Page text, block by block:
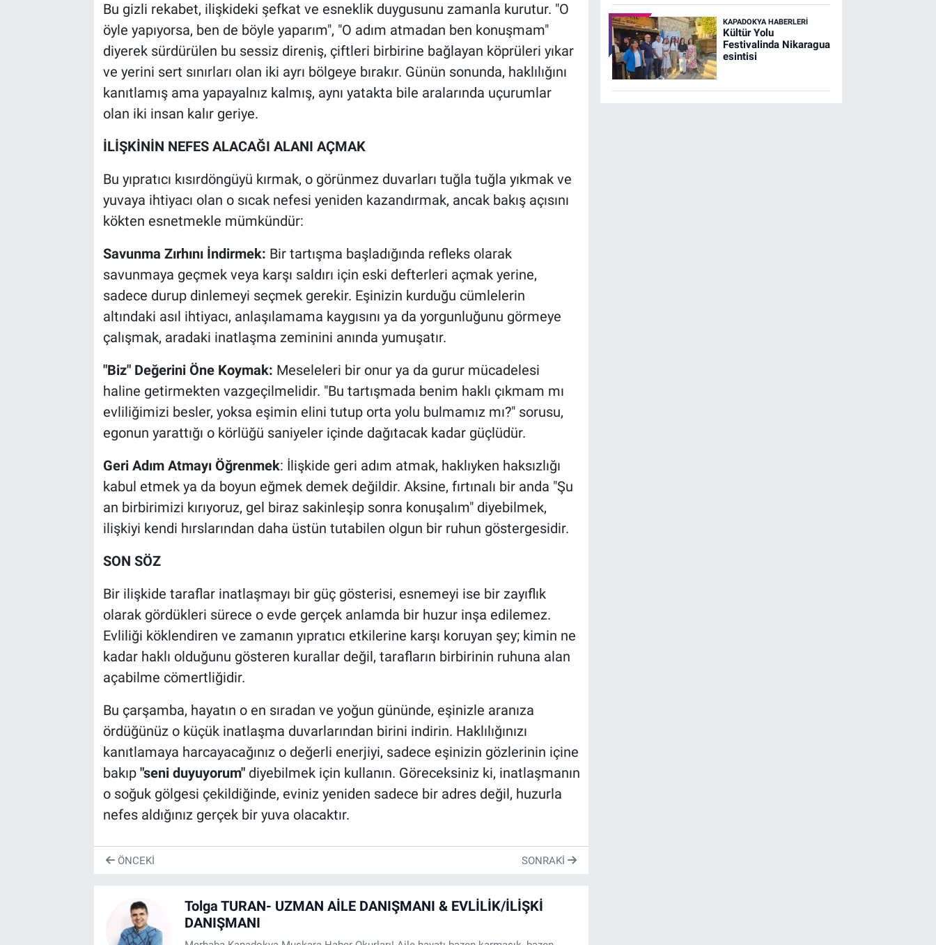
Bu gizli rekabet, ilişkideki şefkat ve esneklik duygusunu zamanla kurutur. "O
öyle yapıyorsa, ben de böyle yaparım", "O adım atmadan ben konuşmam"
diyerek sürdürülen bu sessiz direniş, çiftleri birbirine bağlayan köprüleri yıkar
ve yerini sert sınırları olan iki ayrı bölgeye bırakır. Günün sonunda, haklılığını
kanıtlamış ama yapayalnız kalmış, aynı yatakta bile aralarında uçurumlar
olan iki insan kalır geriye.
İLİŞKİNİN NEFES ALACAĞI ALANI AÇMAK
Bu yıpratıcı kısırdöngüyü kırmak, o görünmez duvarları tuğla tuğla yıkmak ve
yuvaya ihtiyacı olan o sıcak nefesi yeniden kazandırmak, ancak bakış açısını
kökten esnetmekle mümkündür:
Savunma Zırhını İndirmek: Bir tartışma başladığında refleks olarak
savunmaya geçmek veya karşı saldırı için eski defterleri açmak yerine,
sadece durup dinlemeyi seçmek gerekir. Eşinizin kurduğu cümlelerin
altındaki asıl ihtiyacı, anlaşılamama kaygısını ya da yorgunluğunu görmeye
çalışmak, aradaki inatlaşma zeminini anında yumuşatır.
"Biz" Değerini Öne Koymak: Meseleleri bir onur ya da gurur mücadelesi
haline getirmekten vazgeçilmelidir. "Bu tartışmada benim haklı çıkmam mı
evliliğimizi besler, yoksa eşimin elini tutup orta yolu bulmamız mı?" sorusu,
egonun yarattığı o körlüğü saniyeler içinde dağıtacak kadar güçlüdür.
Geri Adım Atmayı Öğrenmek: İlişkide geri adım atmak, haklıyken haksızlığı
kabul etmek ya da boyun eğmek demek değildir. Aksine, fırtınalı bir anda "Şu
an birbirimizi kırıyoruz, gel biraz sakinleşip sonra konuşalım" diyebilmek,
ilişkiyi kendi hırslarından daha üstün tutabilen olgun bir ruhun göstergesidir.
SON SÖZ
Bir ilişkide taraflar inatlaşmayı bir güç gösterisi, esnemeyi ise bir zayıflık
olarak gördükleri sürece o evde gerçek anlamda bir huzur inşa edilemez.
Evliliği köklendiren ve zamanın yıpratıcı etkilerine karşı koruyan şey; kimin ne
kadar haklı olduğunu gösteren kurallar değil, tarafların birbirinin ruhuna alan
açabilme cömertliğidir.
Bu çarşamba, hayatın o en sıradan ve yoğun gününde, eşinizle aranıza
ördüğünüz o küçük inatlaşma duvarlarından birini indirin. Haklılığınızı
kanıtlamaya harcayacağınız o değerli enerjiyi, sadece eşinizin gözlerinin içine
bakıp "seni duyuyorum"diyebilmek için kullanın. Göreceksiniz ki, inatlaşmanın
o soğuk gölgesi çekildiğinde, eviniz yeniden sadece bir adres değil, huzurla
nefes aldığınız gerçek bir yuva olacaktır.
ÖNCEKI SONRAKI
Tolga TURAN- UZMAN AİLE DANIŞMANI & EVLİLİK/İLİŞKİ
DANIŞMANI
KAPADOKYA HABERLERI
Kültür Yolu
Festivalinda Nikaragua
esintisi